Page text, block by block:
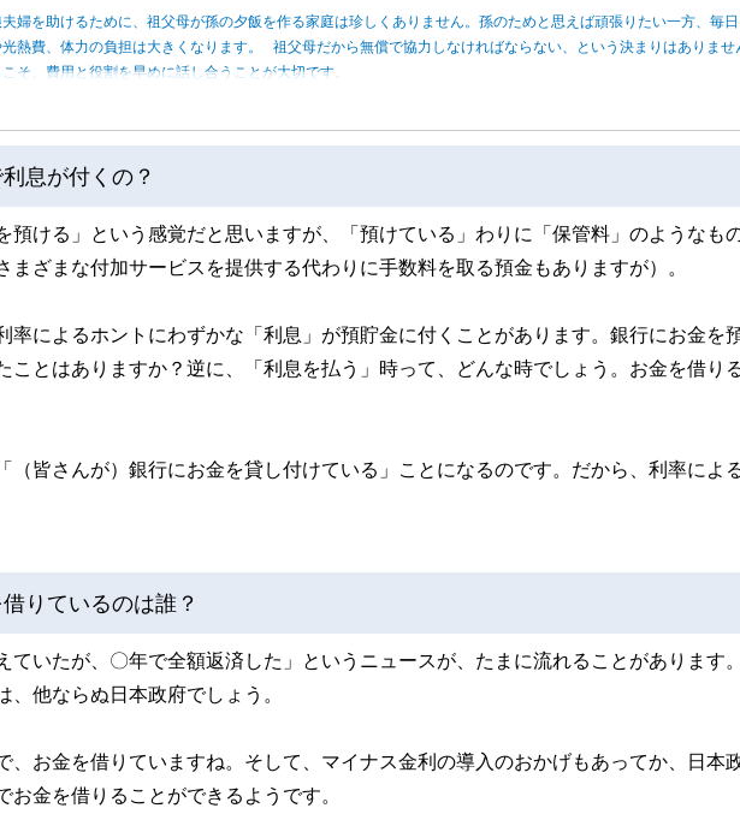
婦を助けるために、祖父母が孫の夕飯を作る家庭は珍しくありません。孫のためと思えば頑張りたい一方、毎
光熱費、体力の負担は大きくなります。 祖父母だから無償で協力しなければならない、という決まりはありませ
そ、費用と役割を早めに話し合うことが大切です。
息が付くの？
預ける」という感覚だと思いますが、「預けている」わりに「保管料」のようなも
まざまな付加サービスを提供する代わりに手数料を取る預金もありますが）。
率によるホントにわずかな「利息」が預貯金に付くことがあります。銀行にお金を
ことはありますか？逆に、「利息を払う」時って、どんな時でしょう。お金を借り
（皆さんが）銀行にお金を貸し付けている」ことになるのです。だから、利率によ
りているのは誰？
ていたが、〇年で全額返済した」というニュースが、たまに流れることがあります
、他ならぬ日本政府でしょう。
、お金を借りていますね。そして、マイナス金利の導入のおかげもあってか、日本
金を借りることができるようです。